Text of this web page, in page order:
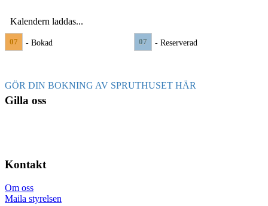
Kalendern laddas...
07 - Bokad 07 - Reserverad
GÖR DIN BOKNING AV SPRUTHUSET HÄR
Gilla oss
Kontakt
Om oss
Maila styrelsen